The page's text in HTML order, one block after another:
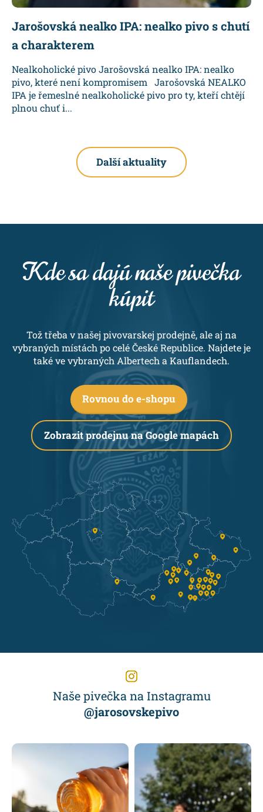
Jarošovská nealko IPA: nealko pivo s chutí
a charakterem
Nealkoholické pivo Jarošovská nealko IPA: nealko
pivo, které není kompromisem Jarošovská NEALKO
IPA je řemeslné nealkoholické pivo pro ty, kteří chtějí
plnou chuť i...
Další aktuality
Kde sa dajú naše pivečka
kúpit
Tož třeba v našej pivovarskej prodejně, ale aj na
vybraných místách po celé České Republice. Najdete je
také ve vybraných Albertech a Kauflandech.
Rovnou do e-shopu
Zobrazit prodejnu na Google mapách
Naše pivečka na Instagramu
@jarosovskepivo